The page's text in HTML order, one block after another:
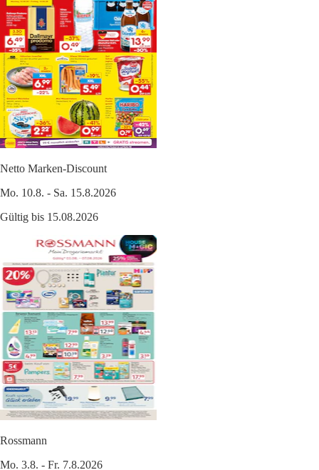
Netto Marken-Discount
Mo. 10.8. - Sa. 15.8.2026
Gültig bis 15.08.2026
Rossmann
Mo. 3.8. - Fr. 7.8.2026